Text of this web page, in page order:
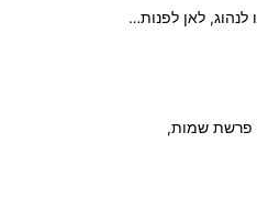
לנהוג, לאן לפנות…
פרשת שמות,